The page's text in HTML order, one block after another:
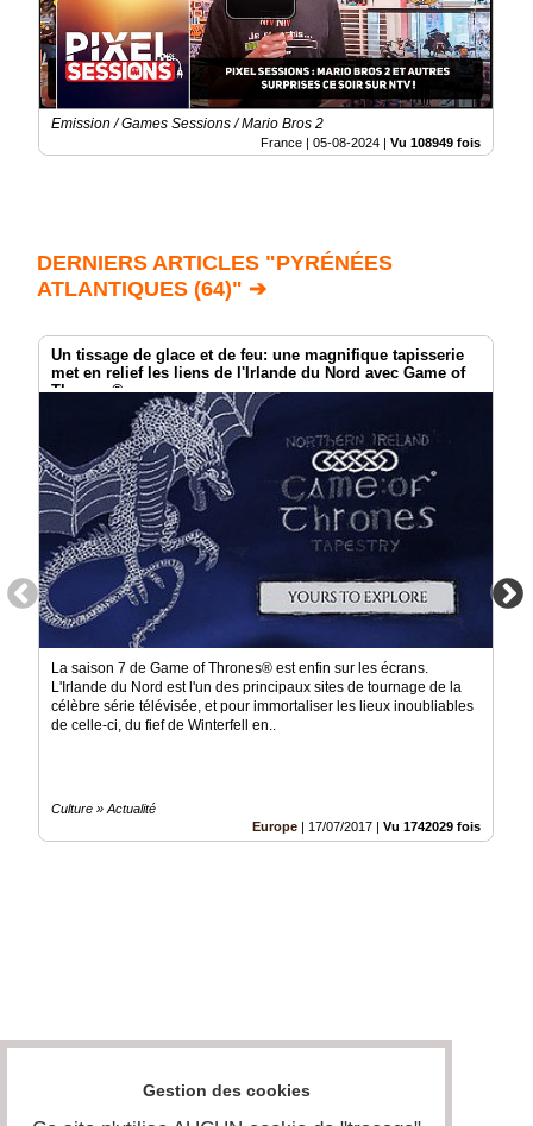
Emission / Games Sessions / Mario Bros 2
France | 05-08-2024 | Vu 108949 fois
DERNIERS ARTICLES "PYRÉNÉES
ATLANTIQUES (64)" ➔
Un tissage de glace et de feu: une magnifique tapisserie
met en relief les liens de l'Irlande du Nord avec Game of
Thrones®
La saison 7 de Game of Thrones® est enfin sur les écrans.
L'Irlande du Nord est l'un des principaux sites de tournage de la
célèbre série télévisée, et pour immortaliser les lieux inoubliables
de celle-ci, du fief de Winterfell en..
Culture » Actualité
Europe
17/07/2017 Vu 1742029 fois
Gestion des cookies